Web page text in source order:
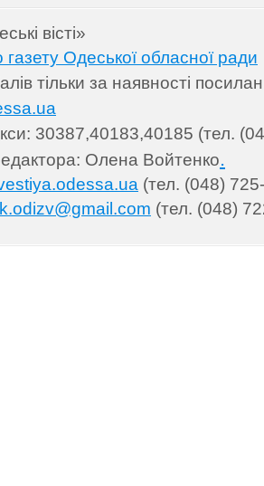
вісті»
Одеської обласної ради
тільки за наявності
30387,40183,40185 (тел.
Олена Войтенко.
(тел. (048)
(тел. (048)